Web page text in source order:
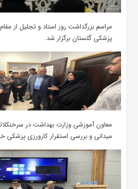
مراسم بزرگداشت روز استاد و تجلیل از
پزشکی گلستان برگزار شد.‌
معاون آموزشی وزارت بهداشت در
میدانی و بررسی استقرار کارورزی پزشکی